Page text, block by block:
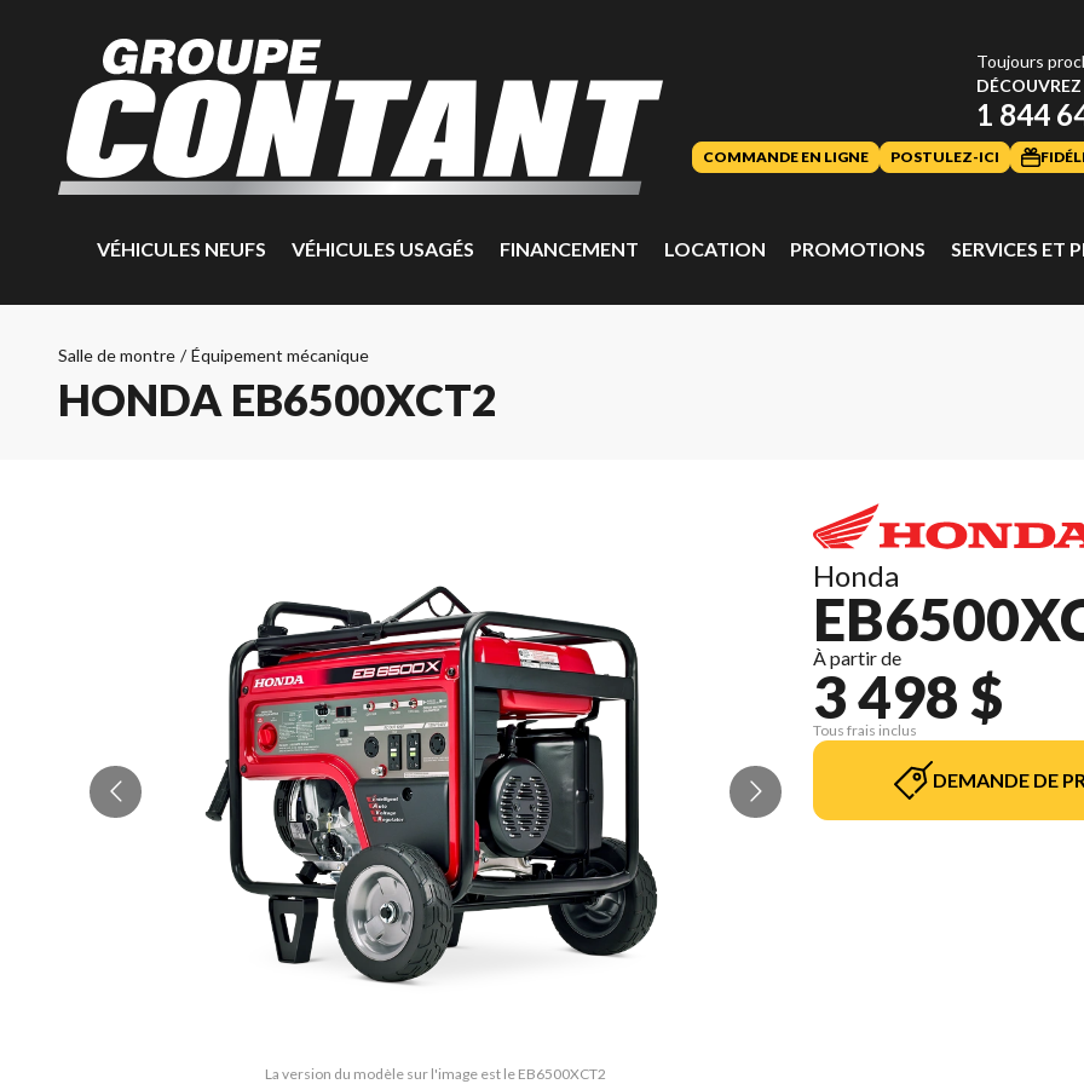
Toujours
1 844
COMMANDE EN LIGNE POSTULEZ-ICI
VÉHICULES NEUFS VÉHICULES USAGÉS FINANCEMENT LOCATION PROMOTIONS SERVICES ET
Salle de montre / Équipement mécanique
HONDA EB6500XCT2
La version du modèle sur l'image est le EB6500XCT2
Honda
À partir de
3 498 $
Tous frais inclus
DEMANDE DE